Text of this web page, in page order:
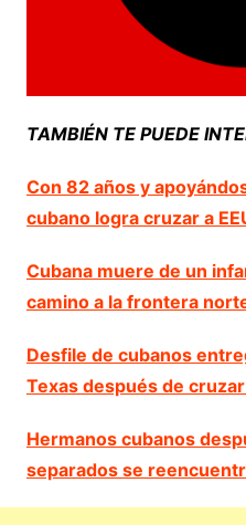
TAMBIÉN TE PUEDE
Con 82 años y
cubano logra cruzar a
Cubana muere de un
camino a la frontera
Desfile de cubanos
Texas después de
Hermanos cubanos
separados se